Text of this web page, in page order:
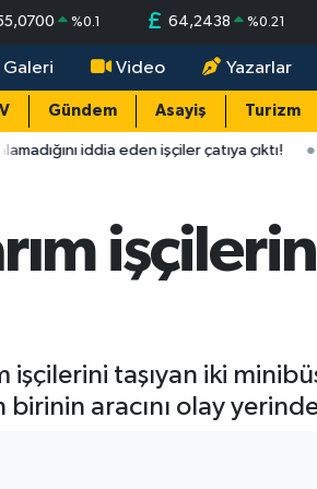
%0.1 64,2438 %0.21
Galeri Video Yazarlar
Gündem Asayiş Turizm
işçiler çatıya çıktı! 12:46
işçilerini taşıyan iki
aracını olay